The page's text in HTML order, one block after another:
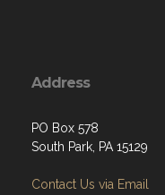
Address
PO Box 578
South Park, PA 15129
Contact Us via Email